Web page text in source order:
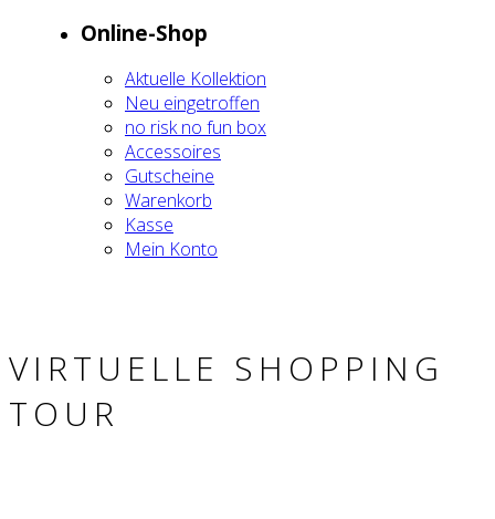
Online-Shop
Aktu­el­le Kol­lek­ti­on
Neu ein­ge­trof­fen
no risk no fun box
Acces­soires
Gut­schei­ne
Waren­korb
Kas­se
Mein Kon­to
VIR­TU­EL­LE SHOP­PING
TOUR